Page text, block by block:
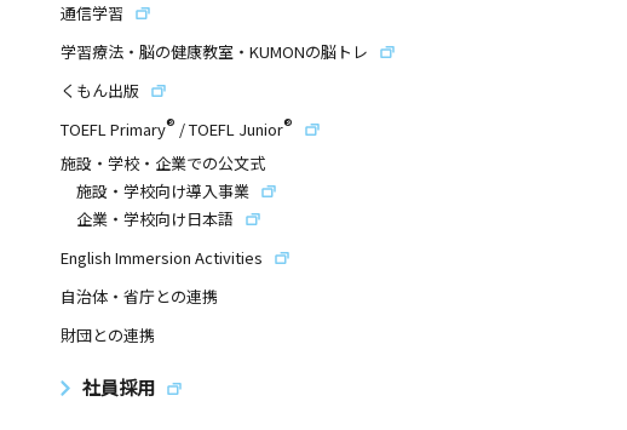
通信学習
学習療法・脳の健康教室・KUMONの脳トレ
くもん出版
TOEFL Primary® /TOEFL Junior®
施設・学校・企業での公文式
施設・学校向け導入事業
企業・学校向け日本語
English Immersion Activities
自治体・省庁との連携
財団との連携
社員採用